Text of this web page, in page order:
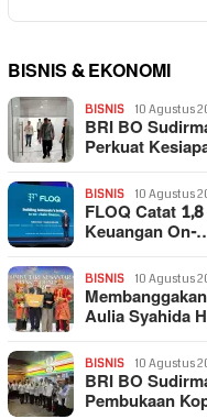
BISNIS & EKONOMI
BISNIS 10 Agustus
BRI BO
Perkuat
BISNIS 10 Agustus
FLOQ Catat
Keuangan On-
BISNIS 10 Agustus
Aulia Syahida
BISNIS 10 Agustus
BRI BO
Pembukaan